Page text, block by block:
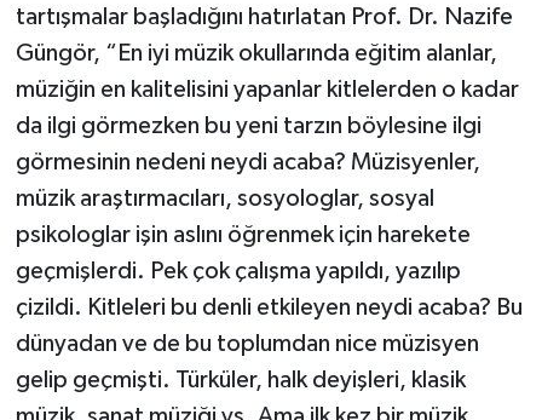
tartışmalar başladığını hatırlatan Prof. Dr. Nazife
Güngör, “En iyi müzik okullarında eğitim alanlar,
müziğin en kalitelisini yapanlar kitlelerden o kadar
da ilgi görmezken bu yeni tarzın böylesine ilgi
görmesinin nedeni neydi acaba? Müzisyenler,
müzik araştırmacıları, sosyologlar, sosyal
psikologlar işin aslını öğrenmek için harekete
geçmişlerdi. Pek çok çalışma yapıldı, yazılıp
çizildi. Kitleleri bu denli etkileyen neydi acaba? Bu
dünyadan ve de bu toplumdan nice müzisyen
gelip geçmişti. Türküler, halk deyişleri, klasik